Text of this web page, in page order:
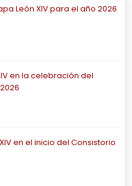
León XIV para el año 2026
en la celebración del
en el inicio del Consistorio